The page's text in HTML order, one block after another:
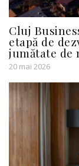
Cluj
etapă de
jumătate de
20 mai 2026